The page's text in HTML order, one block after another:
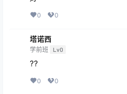
0 0
塔诺西
学前班 Lv0
??
0 0